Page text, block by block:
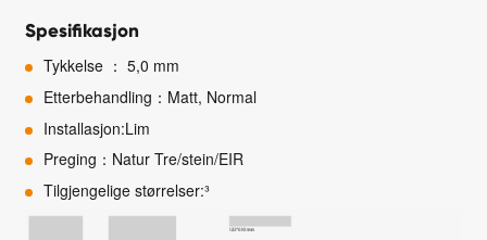
Spesifikasjon
Tykkelse ： 5,0 mm
Etterbehandling：Matt, Normal
Installasjon:Lim
Preging：Natur Tre/stein/EIR
Tilgjengelige størrelser:³